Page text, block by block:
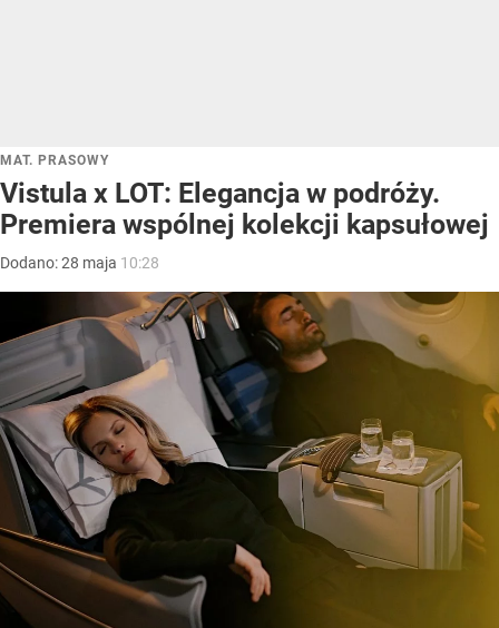
MAT. PRASOWY
Vistula x LOT: Elegancja w podróży.
Premiera wspólnej kolekcji kapsułowej
Dodano:28 maja 10:28